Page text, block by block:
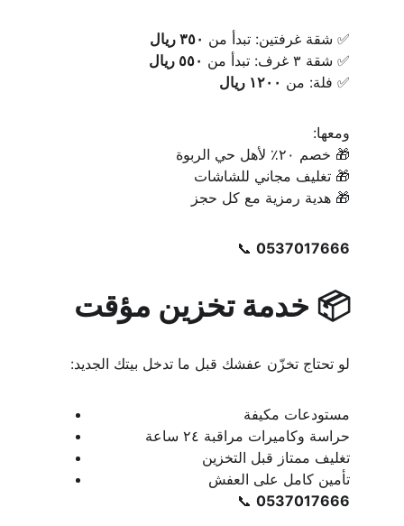
✅ شقة غرفتين: تبدأ من ٣٥٠ ريال
✅ شقة ٣ غرف: تبدأ من
٥٥٠ ريال
✅ فلة: من ١٢٠٠ ريال
ومعها:
🎁 خصم ٢٠٪ لأهل حي الربوة
🎁 تغليف مجاني للشاشات
🎁 هدية رمزية مع كل حجز
📞 0537017666
📦 خدمة تخزين مؤقت
لو تحتاج تخزّن عفشك قبل ما تدخل بيتك الجديد:
مستودعات مكيفة
حراسة وكاميرات مراقبة ٢٤ ساعة
تغليف ممتاز قبل التخزين
تأمين كامل على العفش
📞 0537017666